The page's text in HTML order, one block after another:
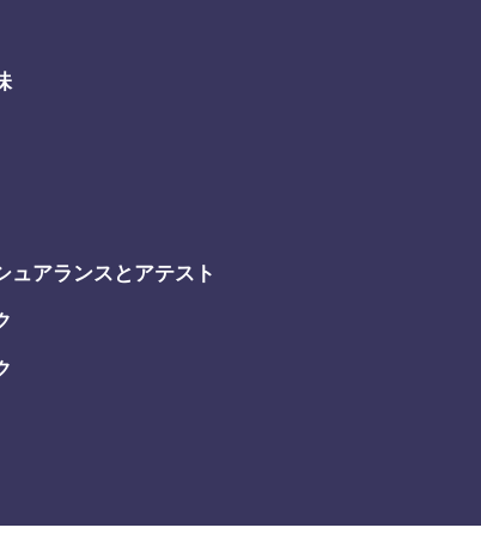
ュアランスとアテスト